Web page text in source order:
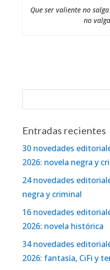
Que ser valiente no
no
Entradas recientes
30 novedades
2026: novela negra y
24 novedades
negra y criminal
16 novedades
2026: novela histórica
34 novedades
2026: fantasía, CiFi y